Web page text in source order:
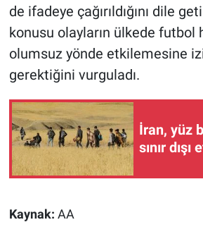
de ifadeye çağırıldığını dile
konusu olayların ülkede futbol
olumsuz yönde etkilemesine
gerektiğini vurguladı.
İran, yüz
sınır
Kaynak: AA
Spor
Teknoloji
Türkiye'nin Gündemi
Yerel Gündem